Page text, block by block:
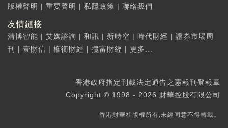
版權聲明 | 重要聲明 | 私隱政策 | 聯絡我們
友情鏈接
清博智能 | 艾媒諮詢 | 和訊 | 新時空 | 時代財經 | 證券市場周
刊
| 壹財信 | 權衡財經 | 攬富財經 | 更多...
香港政府指定刊載法定通告之憲報刊登報章
Copyright © 1998 - 2026 財華控股有限公司
香港財華社版權所有,未經同意不得轉載。